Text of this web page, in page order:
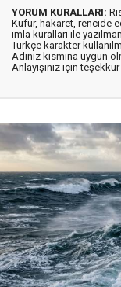
YORUM KURALLARI:
Küfür, hakaret, rencide
imla kuralları ile
Türkçe karakter
Adınız kısmına uygun
Anlayışınız için